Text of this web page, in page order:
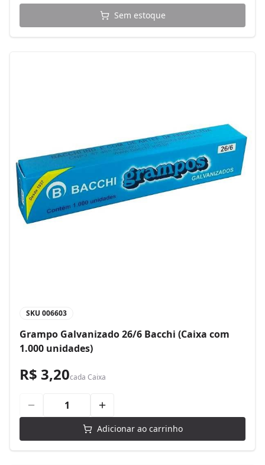
Sem estoque
SKU 006603
Grampo Galvanizado 26/6 Bacchi (Caixa com
1.000 unidades)
R$ 3,20cada Caixa
Adicionar ao carrinho